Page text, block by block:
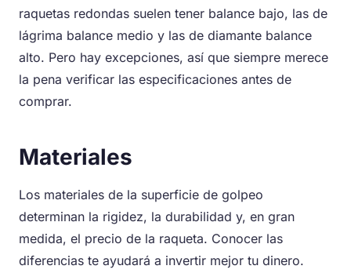
raquetas redondas suelen tener balance bajo, las de
lágrima balance medio y las de diamante balance
alto. Pero hay excepciones, así que siempre merece
la pena verificar las especificaciones antes de
comprar.
Materiales
Los materiales de la superficie de golpeo
determinan la rigidez, la durabilidad y, en gran
medida, el precio de la raqueta. Conocer las
diferencias te ayudará a invertir mejor tu dinero.